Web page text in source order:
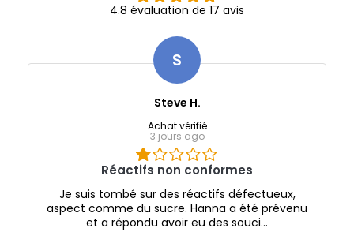
4.8 évaluation de 17 avis
S
Steve H.
Achat vérifié
3 jours ago
Réactifs non conformes
Je suis tombé sur des réactifs défectueux,
aspect comme du sucre. Hanna a été prévenu
et a répondu avoir eu des souci...